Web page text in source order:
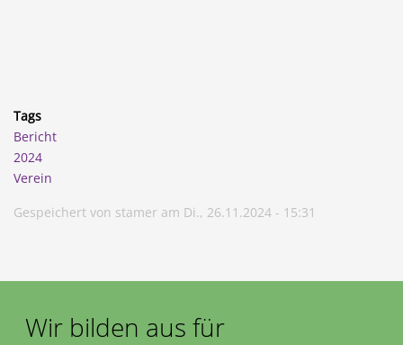
Tags
Bericht
2024
Verein
Gespeichert von stamer am Di., 26.11.2024 - 15:31
Wir bilden aus für